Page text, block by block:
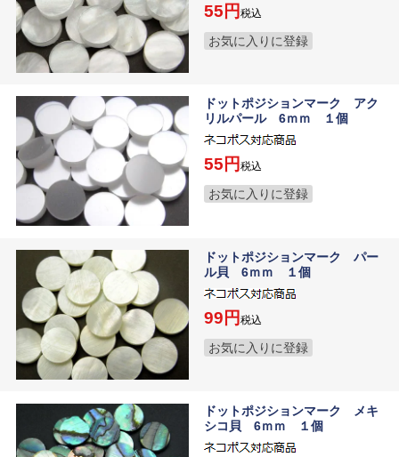
55 税込
お気に入りに登録
ドットポジションマーク アク
リルパール 6ｍｍ １個
55 税込
お気に入りに登録
ドットポジションマーク パー
ル貝 6ｍｍ １個
99 税込
お気に入りに登録
ドットポジションマーク メキ
シコ貝 6ｍｍ １個